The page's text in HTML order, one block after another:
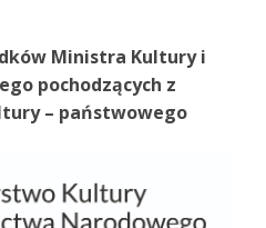
Ministra Kultury i
pochodzących z
– państwowego